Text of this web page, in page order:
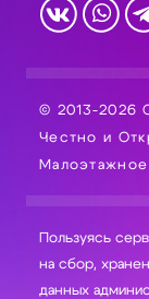
© 2013-2026
Честно и
Малоэтажное
Пользуясь
на сбор, хранение и обработку ваших персональных
данных